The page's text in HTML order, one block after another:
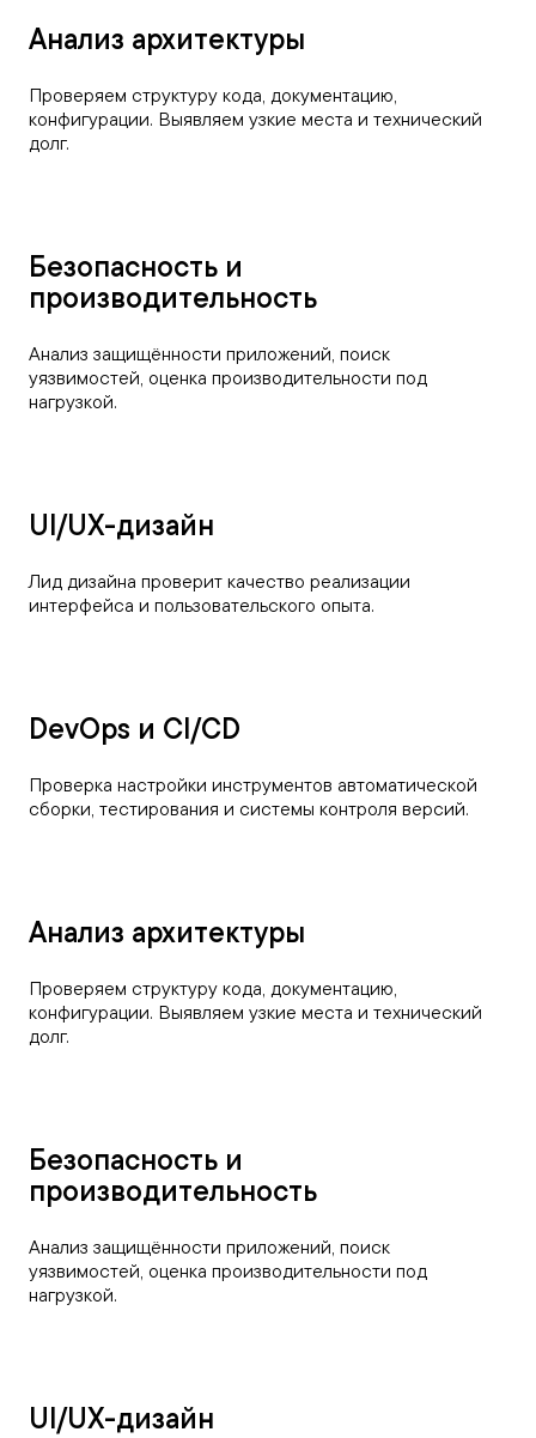
Анализ архитектуры
Проверяем структуру кода, документацию,
конфигурации. Выявляем узкие места и технический
долг.
Безопасность и
производительность
Анализ защищённости приложений, поиск
уязвимостей, оценка производительности под
нагрузкой.
UI/UX-дизайн
Лид дизайна проверит качество реализации
интерфейса и пользовательского опыта.
DevOps и CI/CD
Проверка настройки инструментов автоматической
сборки, тестирования и системы контроля версий.
Анализ архитектуры
Проверяем структуру кода, документацию,
конфигурации. Выявляем узкие места и технический
долг.
Безопасность и
производительность
Анализ защищённости приложений, поиск
уязвимостей, оценка производительности под
нагрузкой.
UI/UX-дизайн